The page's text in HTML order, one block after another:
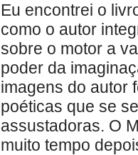
Eu encontrei o
como o autor
sobre o motor a
poder da
imagens do autor
poéticas que se
assustadoras. O
muito tempo